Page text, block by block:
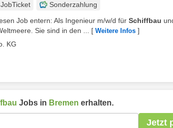
JobTicket
Sonderzahlung
Job entern: Als Ingenieur m/w/d für Schiffbau
Sie sind in den ...
[ Weitere Infos ]
KG
Jobs in Bremen erhalten.
Jetzt